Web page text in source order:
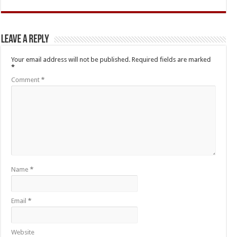
Leave a Reply
Your email address will not be published. Required fields are marked
*
Comment*
Name*
Email*
Website